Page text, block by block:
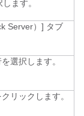
ます。
Server）] タブ
選択します。
クリックします。